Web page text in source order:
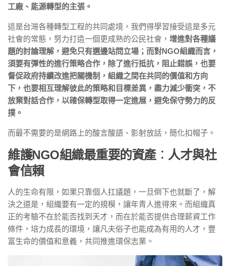
⼯廠、能源轉型的主張。
這是台灣各種轉型⼯程的共同處境，我們得學習接受這是多元
社會的常態，努⼒打造⼀個更成熟的公⺠社會， 增進對各種議
題的討論理解，避免只有選邊站問立場；⽽對NGO組織⽽⾔，
須要有彈性的進⾏策略合作，除了進⾏抵抗，阻⽌錯誤，也要
督促政府持續改進把關機制，組織之間在共同的價值和⽅向
下，也要相互理解彼此的策略和⽬標差異，盡⼒減少衝突，不
放棄對話合作，以確保轉型取得⼀定進展，避免保守勢⼒的反
撲。
⽽最不需要的是網路上的酸⾔酸語、影射放話，簡化扣帽⼦。
維護NGO組織最重要的資產： ⼈才與社
會信賴
⼈的⽣命有限，如果只靠個⼈扛議題，⼀旦倒下也就斷了，解
決之道是，組織要有⼀定的規模，讓年青⼈進得來。⽽組織真
正的考驗不在於能否找到天才，⽽在於能否提供合理薪資⼯作
條件，培⼒成長的環境，讓凡夫俗子也能成為有⽤的⼈才，豐
富⽣命的價值和意義，共同推進環保志業。